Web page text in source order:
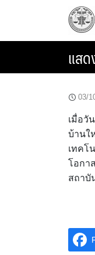
แส
03/
เมื่อวั
บ้านใ
เทคโ
โอกา
สถาบั